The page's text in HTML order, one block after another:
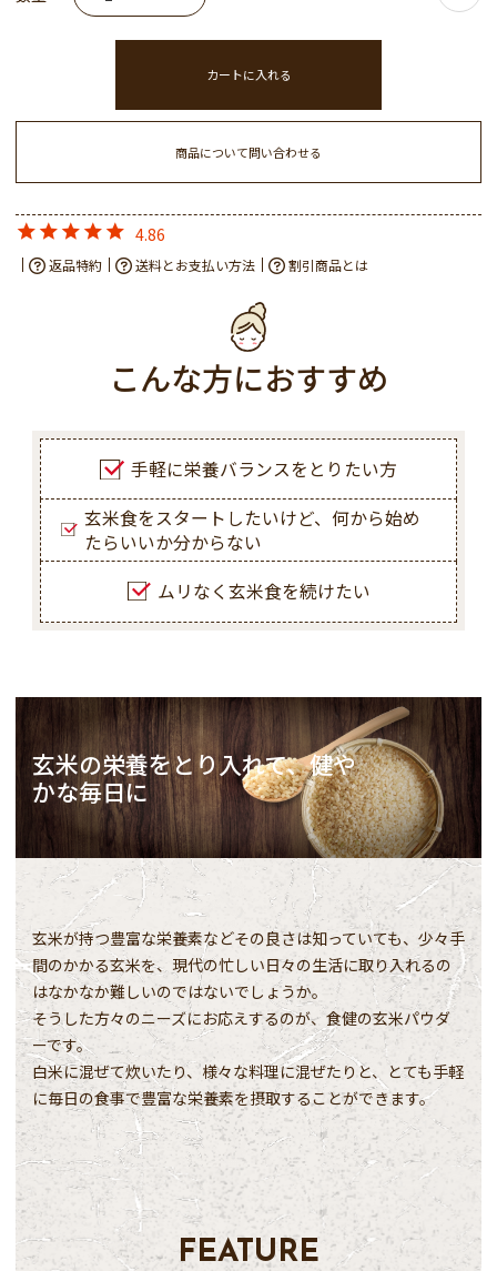
カートに入れる
商品について問い合わせる
4.86
返品特約 送料とお支払い方法 割引商品とは
こんな方におすすめ
手軽に栄養バランスをとりたい方
玄米食をスタートしたいけど、何から始め
たらいいか分からない
ムリなく玄米食を続けたい
玄米の栄養をとり入れて、健や
かな毎日に
玄米が持つ豊富な栄養素などその良さは知っていても、少々手
間のかかる玄米を、現代の忙しい日々の生活に取り入れるの
はなかなか難しいのではないでしょうか。
そうした方々のニーズにお応えするのが、食健の玄米パウダ
ーです。
白米に混ぜて炊いたり、様々な料理に混ぜたりと、とても手軽
に毎日の食事で豊富な栄養素を摂取することができます。
FEATURE